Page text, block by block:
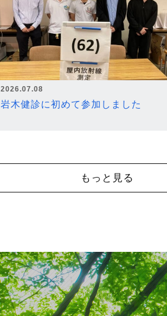
2026.07.08
岩木健診に初めて参加しました
もっと見る